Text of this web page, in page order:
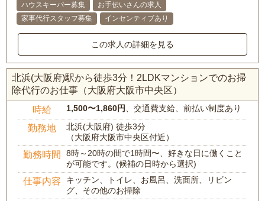
ハウスキーパー募集
お手伝いさんの求人
家事代行スタッフ募集
インセンティブあり
この求人の詳細を見る
北浜(大阪府)駅から徒歩3分！2LDKマンションでのお掃
除代行のお仕事（大阪府大阪市中央区）
時給 1,500〜1,860円、交通費支給、前払い制度あり
勤務地
北浜(大阪府) 徒歩3分
（大阪府大阪市中央区付近）
勤務時間
8時～20時の間で1時間〜、好きな日に働くこと
が可能です。(候補の日時から選択)
仕事内容
キッチン、トイレ、お風呂、洗面所、リビン
グ、その他のお掃除